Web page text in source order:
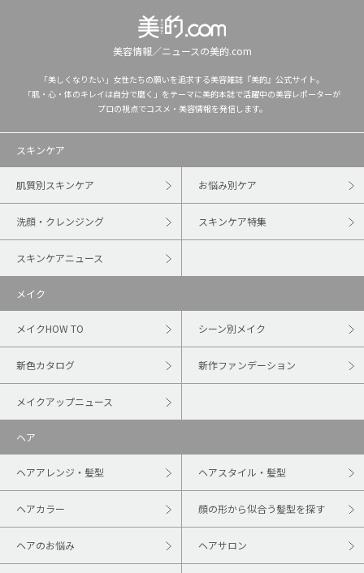
美容情報／ニュースの美的.com
「美しくなりたい」女性たちの願いを追求する美容雑誌『美的』公式サイト。
「肌・心・体のキレイは自分で磨く」をテーマに美的本誌で活躍中の美容レポーターが
プロの視点でコスメ・美容情報を発信します。
スキンケア
肌質別スキンケア お悩み別ケア
洗顔・クレンジング スキンケア特集
スキンケアニュース
メイク
メイクHOW TO シーン別メイク
新色カタログ 新作ファンデーション
メイクアップニュース
ヘア
ヘアアレンジ・髪型 ヘアスタイル・髪型
ヘアカラー 顔の形から似合う髪型を探す
ヘアのお悩み ヘアサロン